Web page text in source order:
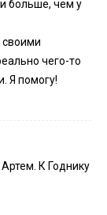
больше, чем у
своими
чего-то
Я помогу!
К Годнику